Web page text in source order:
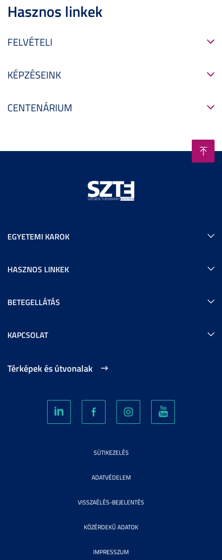
Hasznos linkek
FELVÉTELI
KÉPZÉSEINK
CENTENÁRIUM
EGYETEMI KAROK
HASZNOS LINKEK
BETEGELLÁTÁS
KAPCSOLAT
Térképek és útvonalak
SÜTIKEZELÉS
ADATVÉDELEM
VISSZAÉLÉS-BEJELENTÉS
KÖZÉRDEKŰ ADATOK
IMPRESSZUM